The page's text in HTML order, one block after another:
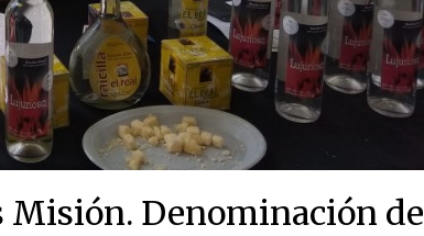
Misión. Denominación de